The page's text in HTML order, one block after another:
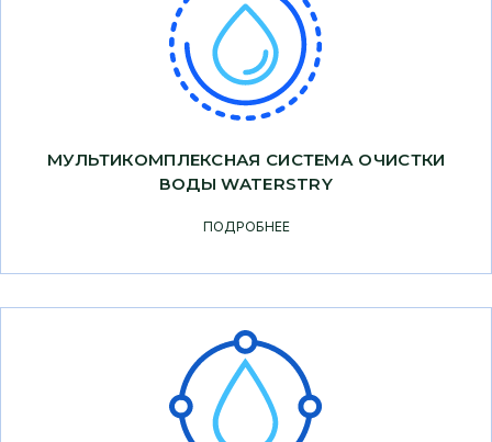
МУЛЬТИКОМПЛЕКСНАЯ СИСТЕМА ОЧИСТКИ
ВОДЫ WATERSTRY
ПОДРОБНЕЕ